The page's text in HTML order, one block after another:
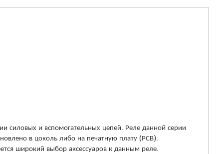
силовых и вспомогательных цепей. Реле данной серии
в цоколь либо на печатную плату (РСВ).
широкий выбор аксессуаров к данным реле.